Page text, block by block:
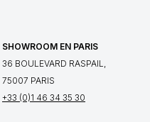
SHOWROOM EN PARIS
36 BOULEVARD RASPAIL,
75007 PARIS
+33 (0)1 46 34 35 30